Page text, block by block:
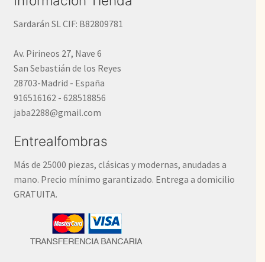
Sardarán SL CIF: B82809781
Av. Pirineos 27, Nave 6
San Sebastián de los Reyes
28703-Madrid - España
916516162 - 628518856
jaba2288@gmail.com
Entrealfombras
Más de 25000 piezas, clásicas y modernas, anudadas a
mano. Precio mínimo garantizado. Entrega a domicilio
GRATUITA.